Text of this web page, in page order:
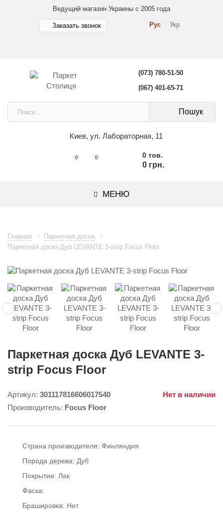
Ведущий магазин Украины с 2005 года
Рус Укр
Заказать звонок
(073) 780-51-50
(067) 401-65-71
Пошук
Киев, ул. Лабораторная, 11
0 0 0 тов.
0 грн.
МЕНЮ
Главная
Паркетная доска
Паркетная доска Дуб LEVANTE 3-strip Focus Floor
Паркетная доска Дуб LEVANTE 3-
strip Focus Floor
Артикул: 301117816606017540
Нет в наличии
Производитель: Focus Floor
Страна производителя: Финляндия
Порода дерева: Дуб
Покрытие: Лак
Фаска:
Брашировка: Нет